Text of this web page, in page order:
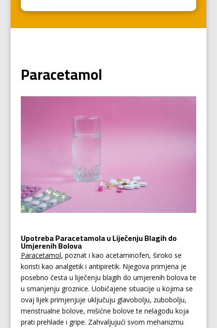
Paracetamol
Upotreba Paracetamola u Liječenju Blagih do
Umjerenih Bolova
Paracetamol, poznat i kao acetaminofen, široko se
koristi kao analgetik i antipiretik. Njegova primjena je
posebno česta u liječenju blagih do umjerenih bolova te
u smanjenju groznice. Uobičajene situacije u kojima se
ovaj lijek primjenjuje uključuju glavobolju, zubobolju,
menstrualne bolove, mišićne bolove te nelagodu koja
prati prehlade i gripe. Zahvaljujući svom mehanizmu